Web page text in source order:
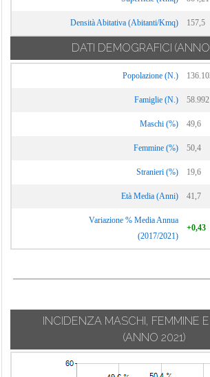
Densità Abitativa (Abitanti/Kmq) 157,5
DATI DEMOGRAFICI
Popolazione (N.)
Famiglie (N.) 58.992
Maschi (%) 49,6
Femmine (%) 50,4
Stranieri (%) 19,6
Età Media (Anni) 41,7
Variazione % Media Annua
(2017/2021)
+0,43
INCIDENZA MASCHI, FEMMINE
(ANNO 2021)